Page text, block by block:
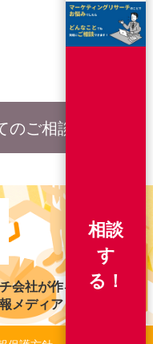
のご相談
会社が作る
メディア
相談
す
る！